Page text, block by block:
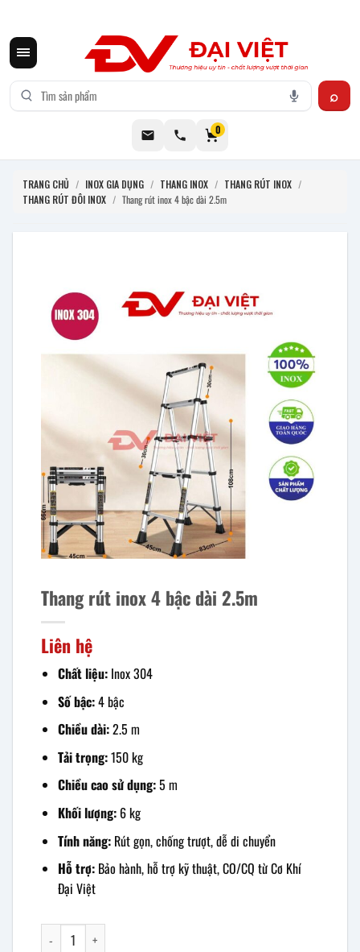
0
TRANG CHỦ / INOX GIA DỤNG / THANG INOX / THANG RÚT INOX /
THANG RÚT ĐÔI INOX / Thang rút inox 4 bậc dài 2.5m
Thang rút inox 4 bậc dài 2.5m
Liên hệ
Chất liệu:Inox 304
Số bậc:4 bậc
Chiều dài:2.5 m
Tải trọng:150 kg
Chiều cao sử dụng:5 m
Khối lượng:6 kg
Tính năng:Rút gọn, chống trượt, dễ di chuyển
Hỗ trợ:Bảo hành, hỗ trợ kỹ thuật, CO/CQ từ Cơ Khí
Đại Việt
Thang rút inox 4 bậc dài 2.5m số lượng